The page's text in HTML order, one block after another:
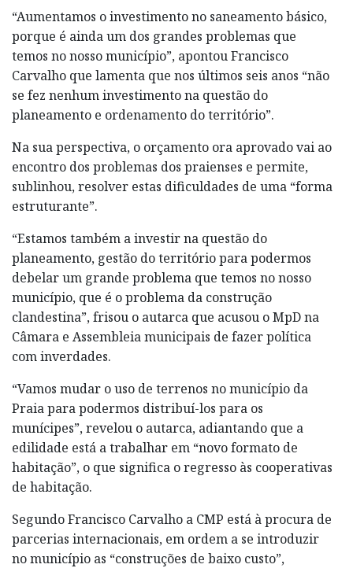
“Aumentamos o investimento no saneamento básico,
porque é ainda um dos grandes problemas que
temos no nosso município”, apontou Francisco
Carvalho que lamenta que nos últimos seis anos “não
se fez nenhum investimento na questão do
planeamento e ordenamento do território”.
Na sua perspectiva, o orçamento ora aprovado vai ao
encontro dos problemas dos praienses e permite,
sublinhou, resolver estas dificuldades de uma “forma
estruturante”.
“Estamos também a investir na questão do
planeamento, gestão do território para podermos
debelar um grande problema que temos no nosso
município, que é o problema da construção
clandestina”, frisou o autarca que acusou o MpD na
Câmara e Assembleia municipais de fazer política
com inverdades.
“Vamos mudar o uso de terrenos no município da
Praia para podermos distribuí-los para os
munícipes”, revelou o autarca, adiantando que a
edilidade está a trabalhar em “novo formato de
habitação”, o que significa o regresso às cooperativas
de habitação.
Segundo Francisco Carvalho a CMP está à procura de
parcerias internacionais, em ordem a se introduzir
no município as “construções de baixo custo”,